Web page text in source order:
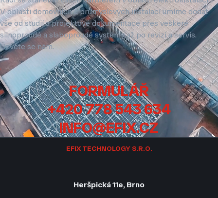
V oblasti domovních a průmyslových instalací umíme dodat
vše od studií a projektové dokumentace přes veškeré
silnoproudé a slaboproudé systémy až po revizi a servis.
Ozvěte se nám.
FORMULÁŘ
+420 778 543 634
INFO@EFIX.CZ
EFIX TECHNOLOGY S.R.O.
Heršpická 11e, Brno